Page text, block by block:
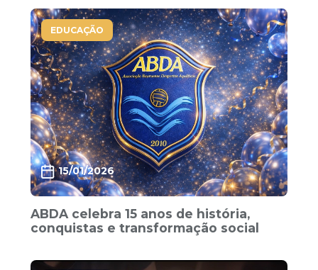
EDUCAÇÃO
15/01/2026
ABDA celebra 15 anos de história,
conquistas e transformação social